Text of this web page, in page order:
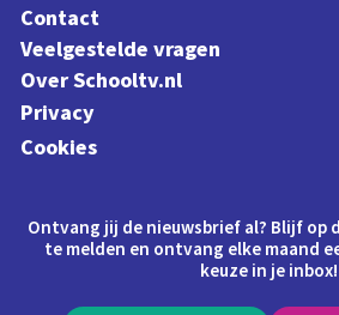
Contact
Veelgestelde vragen
Over Schooltv.nl
Privacy
Cookies
Ontvang jij de nieuwsbrief al? Blijf op
te melden en ontvang elke maand
keuze in je inbox!